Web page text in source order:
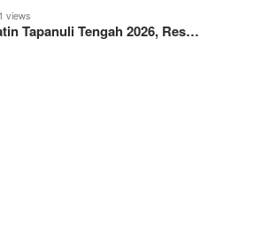
views
Tapanuli Tengah 2026, Res…